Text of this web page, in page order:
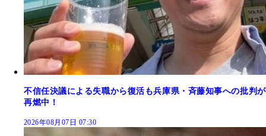
不信任決議による失職から復活も兵庫県・斉藤知事への批判が
再燃中！
2026年08月07日 07:30